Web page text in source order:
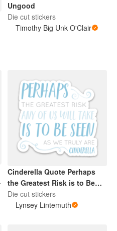
Ungood
Die cut stickers
Timothy Big Unk O'Clair
Cinderella Quote Perhaps
the Greatest Risk is to Be
Seen Die Cut Sticker Blue
Die cut stickers
Lynsey Lintemuth